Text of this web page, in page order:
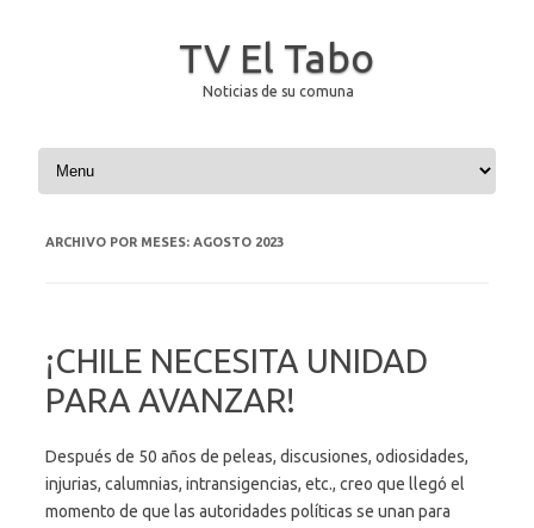
TV El Tabo
Noticias de su comuna
Saltar al contenido
ARCHIVO POR MESES: AGOSTO 2023
¡CHILE NECESITA UNIDAD
PARA AVANZAR!
Después de 50 años de peleas, discusiones, odiosidades,
injurias, calumnias, intransigencias, etc., creo que llegó el
momento de que las autoridades políticas se unan para